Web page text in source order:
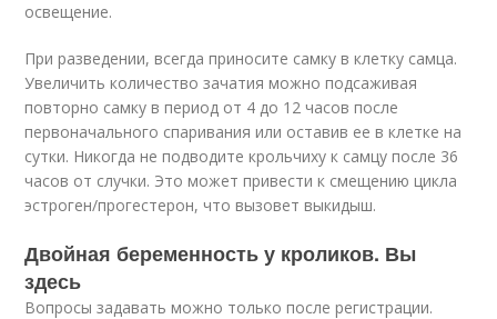
освещение.
При разведении, всегда приносите самку в клетку самца.
Увеличить количество зачатия можно подсаживая
повторно самку в период от 4 до 12 часов после
первоначального спаривания или оставив ее в клетке на
сутки. Никогда не подводите крольчиху к самцу после 36
часов от случки. Это может привести к смещению цикла
эстроген/прогестерон, что вызовет выкидыш.
Двойная беременность у кроликов. Вы
здесь
Вопросы задавать можно только после регистрации.